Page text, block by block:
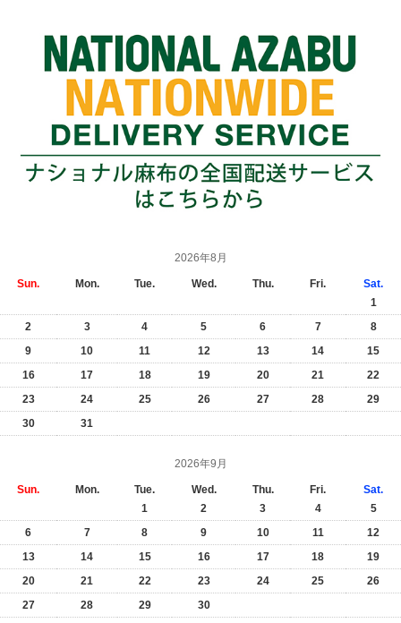
2026年8月
Sun. Mon. Tue. Wed. Thu. Fri.
Sat.
1
2
3 4 5 6 7
8
9
10 11 12 13 14
15
16
17 18 19 20 21
22
23
24 25 26 27 28
29
30
31
2026年9月
Sun. Mon. Tue. Wed. Thu. Fri.
Sat.
1
2 3 4
5
6
7 8 9 10 11
12
13
14 15 16 17 18
19
20
21 22 23 24 25
26
27
28 29 30